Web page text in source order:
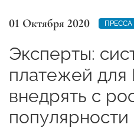
01 Октября 2020
Эксперты:
платежей
внедрять с
популярности